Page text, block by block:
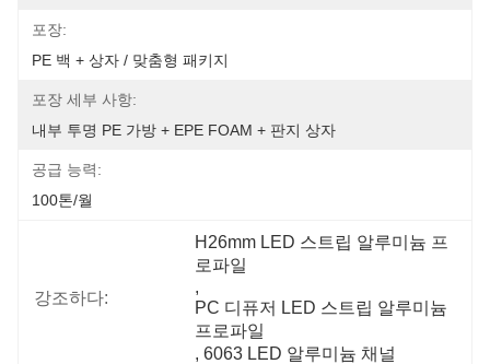
포장:
PE 백 + 상자 / 맞춤형 패키지
포장 세부 사항:
내부 투명 PE 가방 + EPE FOAM + 판지 상자
공급 능력:
100톤/월
강조하다:
H26mm LED 스트립 알루미늄 프
로파일
,
PC 디퓨저 LED 스트립 알루미늄
프로파일
, 6063 LED 알루미늄 채널